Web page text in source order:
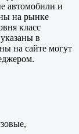
автомобили и
на рынке
класс
в
на сайте могут